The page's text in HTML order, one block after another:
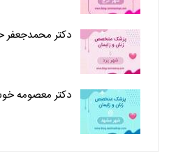
دکتر
دکتر معصومه